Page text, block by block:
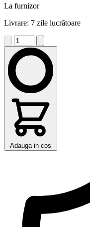
La furnizor
Livrare: 7 zile lucrătoare
Adauga in cos